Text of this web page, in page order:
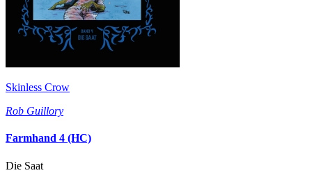
Skinless Crow
Rob Guillory
Farmhand 4 (HC)
Die Saat